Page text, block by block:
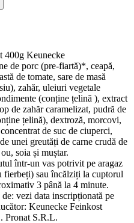
400g Keunecke
de porc (pre-fiartă)*, ceapă,
de tomate, sare de masă
zahăr, uleiuri vegetale
(conține țelină ), extract
de zahăr caramelizat, pudră de
țelină), dextroză, morcovi,
de suc de ciuperci,
unei greutăți de carne crudă de
soia și muștar.
într-un vas potrivit pe aragaz
fierbeți) sau încălziți la cuptorul
3 până la 4 minute.
vezi data inscripționată pe
Keunecke Feinkost
Pronat S.R.L.